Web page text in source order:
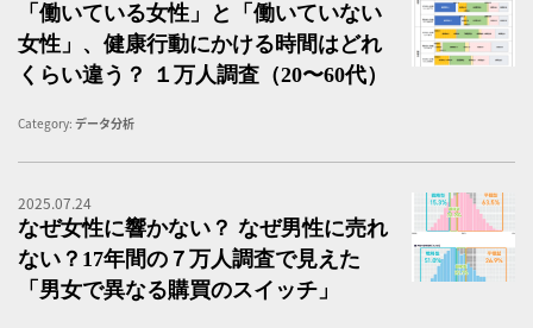
「働いている女性」と「働いていない
女性」、健康行動にかける時間はどれ
くらい違う？ １万人調査（20〜60代）
Category: データ分析
2025.07.24
なぜ女性に響かない？ なぜ男性に売れ
ない？17年間の７万人調査で見えた
「男女で異なる購買のスイッチ」